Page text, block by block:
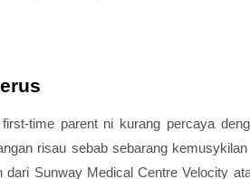
time parent ni kurang percaya
risau sebab sebarang
dari Sunway Medical Centre Velocity